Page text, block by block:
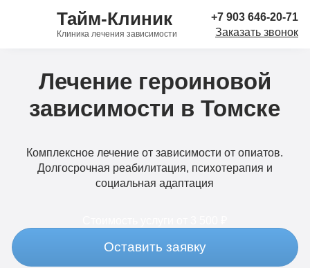
Тайм-Клиник
Клиника лечения зависимости
+7 903 646-20-71
Заказать звонок
Лечение героиновой
зависимости в Томске
Комплексное лечение от зависимости от опиатов.
Долгосрочная реабилитация, психотерапия и
социальная адаптация
Оставить заявку